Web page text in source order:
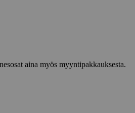
aina myös myyntipakkauksesta.